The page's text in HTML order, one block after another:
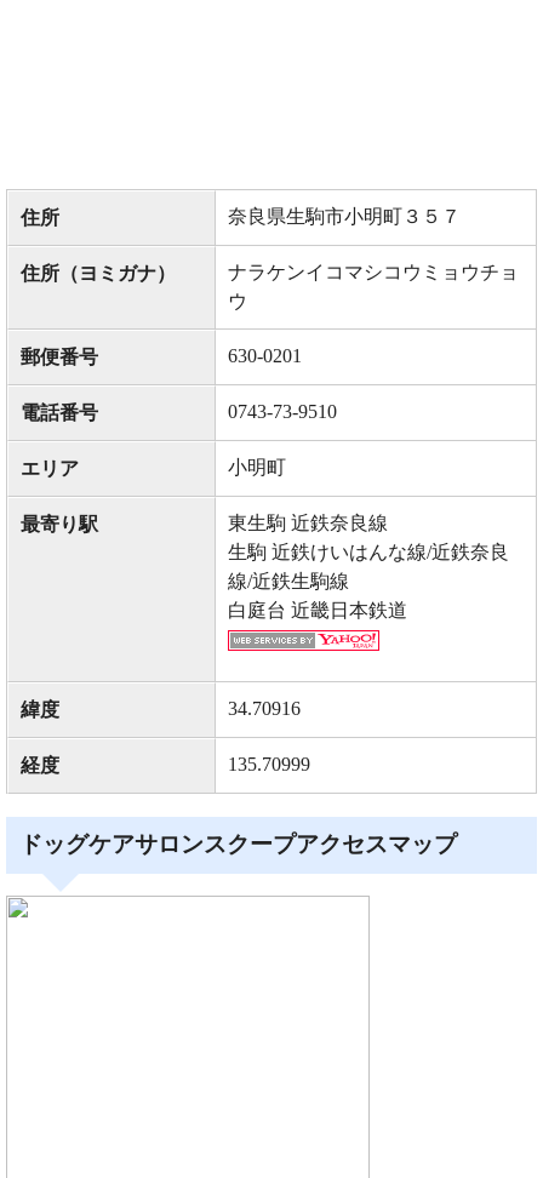
住所 奈良県生駒市小明町３５７
住所（ヨミガナ）
ナラケンイコマシコウミョウチョ
ウ
郵便番号 630-0201
電話番号 0743-73-9510
エリア 小明町
最寄り駅
東生駒 近鉄奈良線
生駒 近鉄けいはんな線/近鉄奈良
線/近鉄生駒線
白庭台 近畿日本鉄道
緯度 34.70916
経度 135.70999
ドッグケアサロンスクープアクセスマップ